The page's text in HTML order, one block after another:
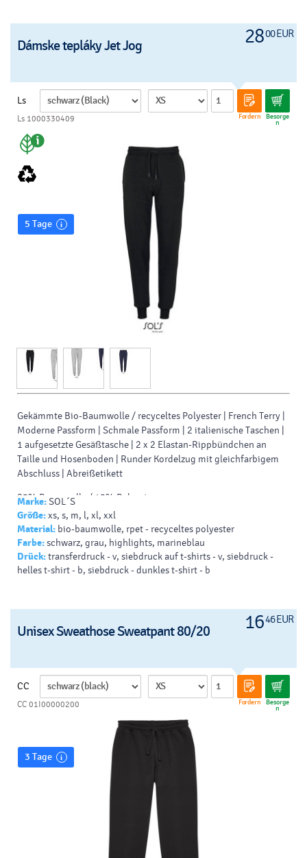
2800 EUR
Dámske tepláky Jet Jog
Ls
Fordern Besorge
n
Ls 1000330409
5 Tage
Gekämmte Bio-Baumwolle / recyceltes Polyester | French Terry |
Moderne Passform | Schmale Passform | 2 italienische Taschen |
1 aufgesetzte Gesäßtasche | 2 x 2 Elastan-Rippbündchen an
Taille und Hosenboden | Runder Kordelzug mit gleichfarbigem
Abschluss | Abreißetikett
85% Baumwolle / 15% Polyester
Slim-Fit (tailliert)
Marke:SOL´S
Größe:xs, s, m, l, xl, xxl
Material: bio-baumwolle, rpet - recyceltes polyester
Farbe:schwarz, grau, highlights, marineblau
Drück:transferdruck - v, siebdruck auf t-shirts - v, siebdruck -
helles t-shirt - b, siebdruck - dunkles t-shirt - b
1646 EUR
Unisex Sweathose Sweatpant 80/20
CC
Fordern Besorge
n
CC 01I00000200
3 Tage